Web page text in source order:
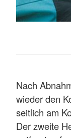
Nach
wieder den
seitlich am
Der zweite